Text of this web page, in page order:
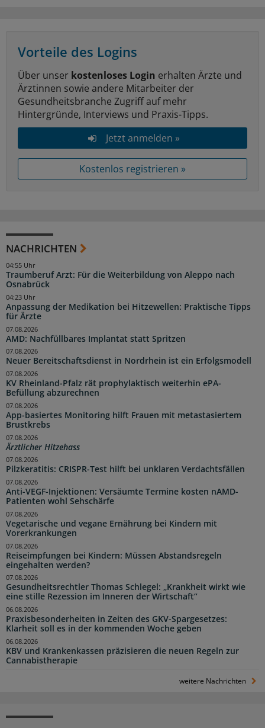
Vorteile des Logins
Über unser kostenloses Login erhalten Ärzte und
Ärztinnen sowie andere Mitarbeiter der
Gesundheitsbranche Zugriff auf mehr
Hintergründe, Interviews und Praxis-Tipps.
Jetzt anmelden »
Kostenlos registrieren »
NACHRICHTEN
Traumberuf Arzt: Für die Weiterbildung von Aleppo nach
Osnabrück
04:55 Uhr
Anpassung der Medikation bei Hitzewellen: Praktische Tipps
für Ärzte
04:23 Uhr
AMD: Nachfüllbares Implantat statt Spritzen
07.08.2026
Neuer Bereitschaftsdienst in Nordrhein ist ein Erfolgsmodell
07.08.2026
KV Rheinland-Pfalz rät prophylaktisch weiterhin ePA-
Befüllung abzurechnen
07.08.2026
App-basiertes Monitoring hilft Frauen mit metastasiertem
Brustkrebs
07.08.2026
Ärztlicher Hitzehass
07.08.2026
Pilzkeratitis: CRISPR-Test hilft bei unklaren Verdachtsfällen
07.08.2026
Anti-VEGF-Injektionen: Versäumte Termine kosten nAMD-
Patienten wohl Sehschärfe
07.08.2026
Vegetarische und vegane Ernährung bei Kindern mit
Vorerkrankungen
07.08.2026
Reiseimpfungen bei Kindern: Müssen Abstandsregeln
eingehalten werden?
07.08.2026
Gesundheitsrechtler Thomas Schlegel: „Krankheit wirkt wie
eine stille Rezession im Inneren der Wirtschaft“
07.08.2026
Praxisbesonderheiten in Zeiten des GKV-Spargesetzes:
Klarheit soll es in der kommenden Woche geben
06.08.2026
KBV und Krankenkassen präzisieren die neuen Regeln zur
Cannabistherapie
06.08.2026
weitere Nachrichten